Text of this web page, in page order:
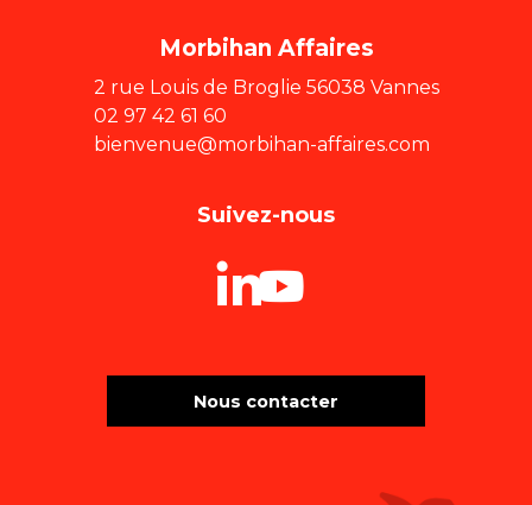
Morbihan Affaires
2 rue Louis de Broglie 56038 Vannes
02 97 42 61 60
bienvenue@morbihan-affaires.com
Nous contacter
Suivez-nous